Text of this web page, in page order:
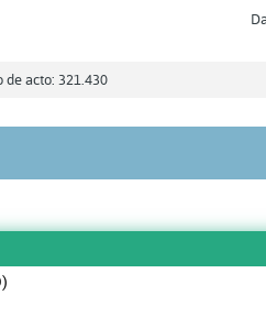
de acto: 321.430